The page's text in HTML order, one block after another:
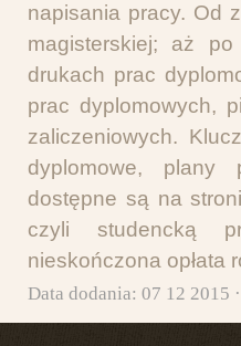
napisania pracy. Od
magisterskiej; aż
drukach prac
prac dyplomowych,
zaliczeniowych.
dyplomowe, plany
dostępne są na
czyli studencką
nieskończona opłata
Data dodania: 07 12 2015